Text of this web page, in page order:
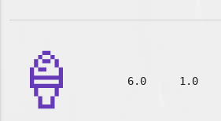
🍦 6.0 1.0